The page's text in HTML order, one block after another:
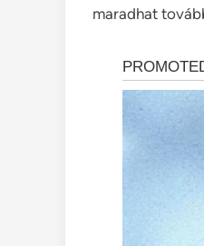
maradhat